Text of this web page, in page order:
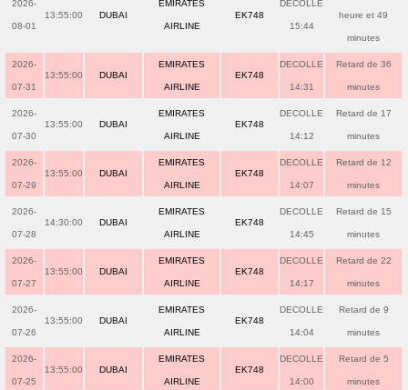
2026-
08-01
13:55:00 DUBAI
EMIRATES
AIRLINE
EK748
DECOLLE
15:44
heure et 49
minutes
2026-
07-31
13:55:00 DUBAI
EMIRATES
AIRLINE
EK748
DECOLLE
14:31
Retard de 36
minutes
2026-
07-30
13:55:00 DUBAI
EMIRATES
AIRLINE
EK748
DECOLLE
14:12
Retard de 17
minutes
2026-
07-29
13:55:00 DUBAI
EMIRATES
AIRLINE
EK748
DECOLLE
14:07
Retard de 12
minutes
2026-
07-28
14:30:00 DUBAI
EMIRATES
AIRLINE
EK748
DECOLLE
14:45
Retard de 15
minutes
2026-
07-27
13:55:00 DUBAI
EMIRATES
AIRLINE
EK748
DECOLLE
14:17
Retard de 22
minutes
2026-
07-26
13:55:00 DUBAI
EMIRATES
AIRLINE
EK748
DECOLLE
14:04
Retard de 9
minutes
2026-
07-25
13:55:00 DUBAI
EMIRATES
AIRLINE
EK748
DECOLLE
14:00
Retard de 5
minutes